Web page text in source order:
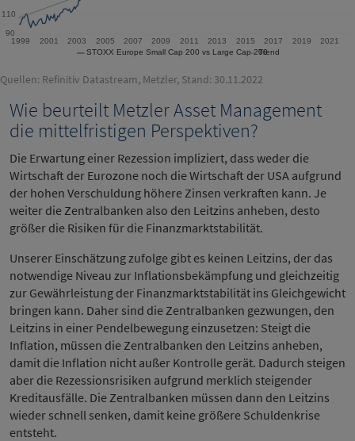
Quellen: Refinitiv Datastream, Metzler, Stand: 30.11.2022
Wie beurteilt Metzler Asset Management
die mittelfristigen Perspektiven?
Die Erwartung einer Rezession impliziert, dass weder die
Wirtschaft der Eurozone noch die Wirtschaft der USA aufgrund
der hohen Verschuldung höhere Zinsen verkraften kann. Je
weiter die Zentralbanken also den Leitzins anheben, desto
größer die Risiken für die Finanzmarktstabilität.
Unserer Einschätzung zufolge gibt es keinen Leitzins, der das
notwendige Niveau zur Inflationsbekämpfung und gleichzeitig
zur Gewährleistung der Finanzmarktstabilität ins Gleichgewicht
bringen kann. Daher sind die Zentralbanken gezwungen, den
Leitzins in einer Pendelbewegung einzusetzen: Steigt die
Inflation, müssen die Zentralbanken den Leitzins anheben,
damit die Inflation nicht außer Kontrolle gerät. Dadurch steigen
aber die Rezessionsrisiken aufgrund merklich steigender
Kreditausfälle. Die Zentralbanken müssen dann den Leitzins
wieder schnell senken, damit keine größere Schuldenkrise
entsteht.